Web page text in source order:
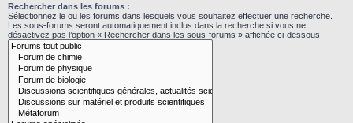
Rechercher dans les forums :
Sélectionnez le ou les forums dans lesquels vous souhaitez effectuer une recherche.
Les sous-forums seront automatiquement inclus dans la recherche si vous ne
désactivez pas l’option « Rechercher dans les sous-forums » affichée ci-dessous.